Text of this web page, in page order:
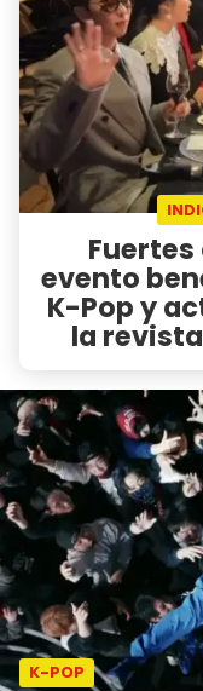
evento
K-Pop y
la
K-POP